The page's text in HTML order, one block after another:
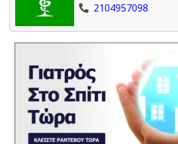
2104957098